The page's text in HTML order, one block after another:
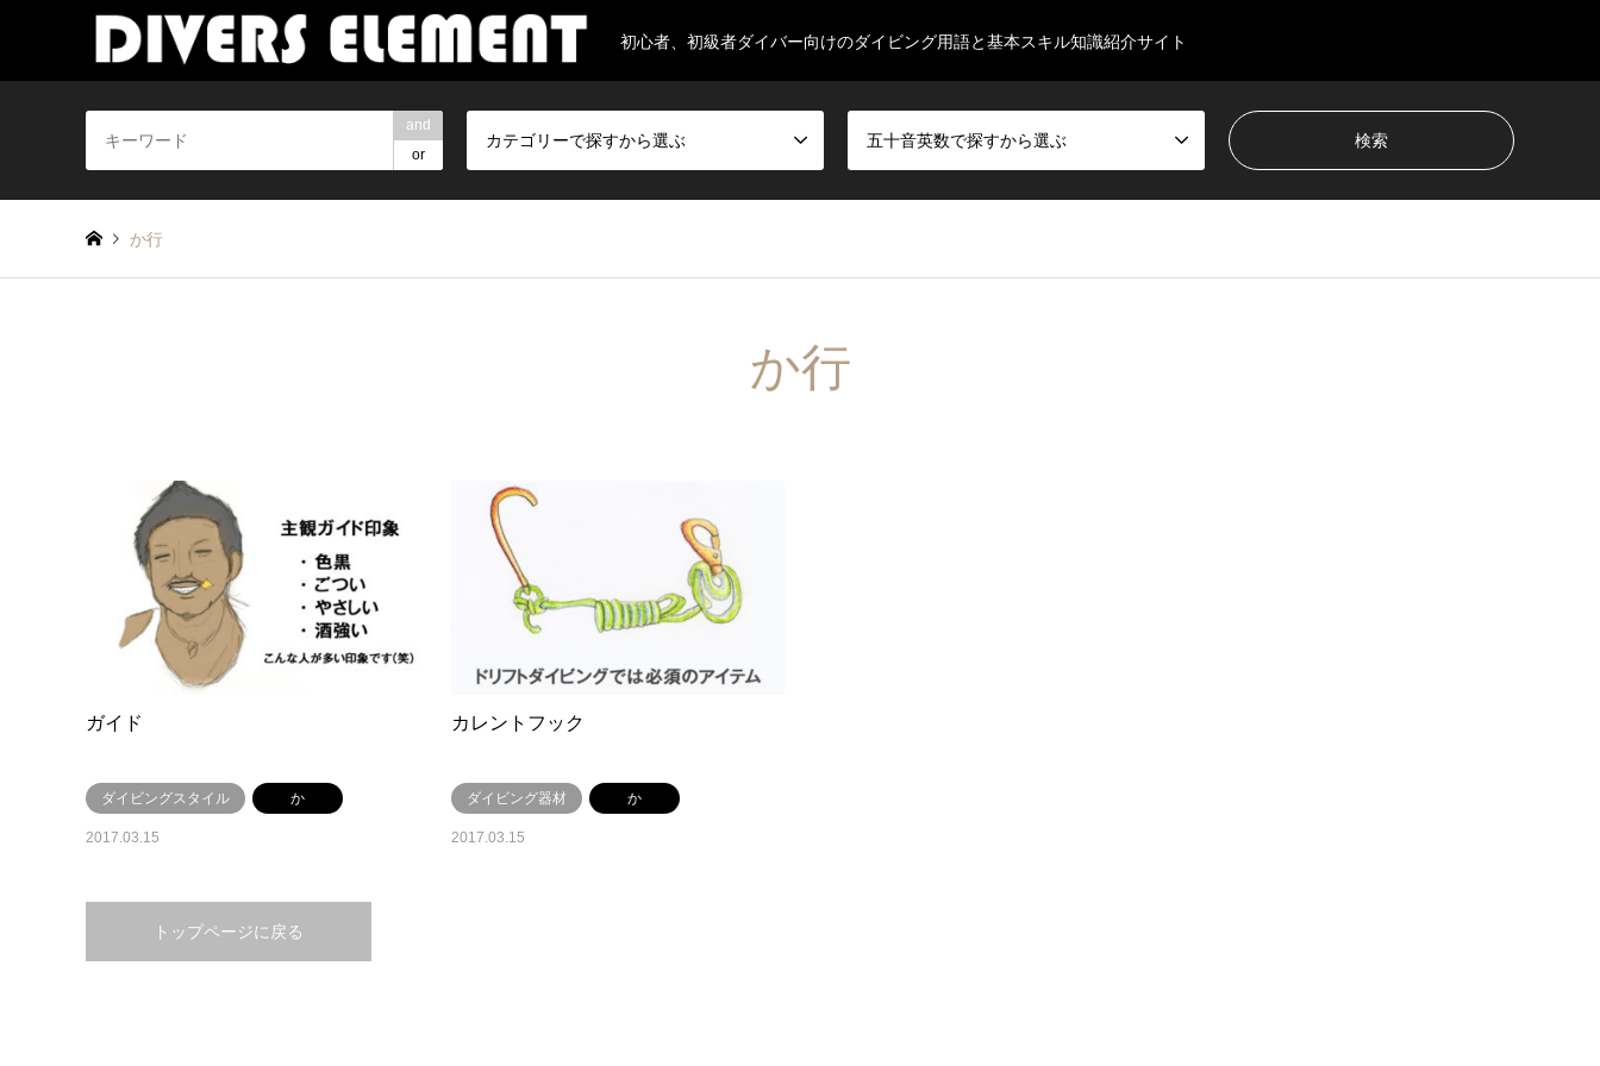
初心者、初級者ダイバー向けのダイビング用語と基本スキル知識紹介サイト
and
or
カテゴリーで探すから選ぶ 五十音英数で探すから選ぶ
か行
か行
ガイド
ダイビングスタイル か
2017.03.15
カレントフック
ダイビング器材 か
2017.03.15
トップページに戻る